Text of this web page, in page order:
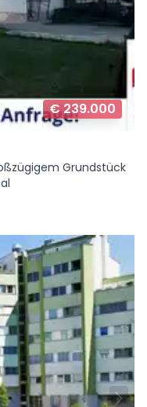
€ 239.000
Grundstück